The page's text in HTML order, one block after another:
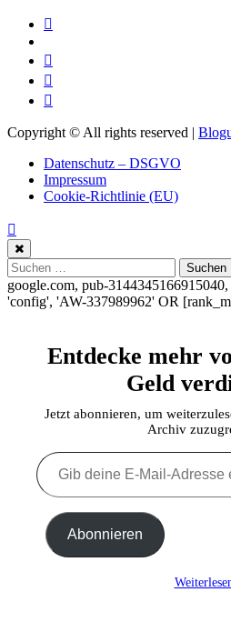
Copyright © All rights reserved |
Datenschutz – DSGVO
Impressum
Cookie-Richtlinie (EU)
Suchen
nach:
google.com, pub-
'config', 'AW-337989962' OR
Entdecke mehr
Geld
Jetzt abonnieren, um
Archiv
Gib
deine
E-
Adresse
ein ... Abonnieren